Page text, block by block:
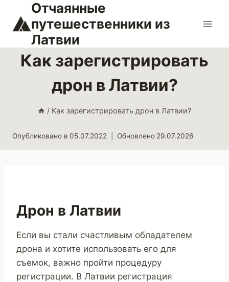
Перейти
содержимому
Отчаянные
путешественники из
Латвии
Как зарегистрировать
дрон в Латвии?
/ Как зарегистрировать дрон в Латвии?
Опубликовано в 05.07.2022 Обновлено 29.07.2026
Дрон в Латвии
Если вы стали счастливым обладателем
дрона и хотите использовать его для
съемок, важно пройти процедуру
регистрации. В Латвии регистрация